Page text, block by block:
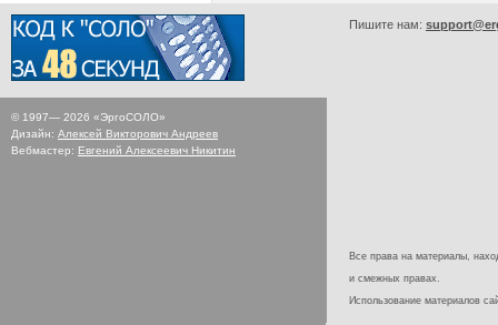
© 1997— 2026 «ЭргоСОЛО»
Дизайн: Алексей Викторович Андреев
Вебмастер: Евгений Алексеевич Никитин
Пишите нам:
Все права на материалы,
и смежных правах.
Использование материалов